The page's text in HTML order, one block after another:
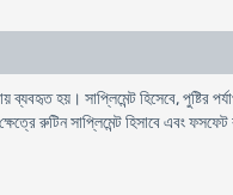
ব্যবহৃত হয়। সাপ্লিমেন্ট হিসেবে,
রুটিন সাপ্লিমেন্ট হিসাবে এবং